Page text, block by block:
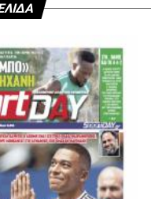
για εμάς και
τα ιερά γράμματα.